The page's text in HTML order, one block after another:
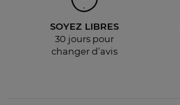
SOYEZ LIBRES
30 jours pour
changer d’avis